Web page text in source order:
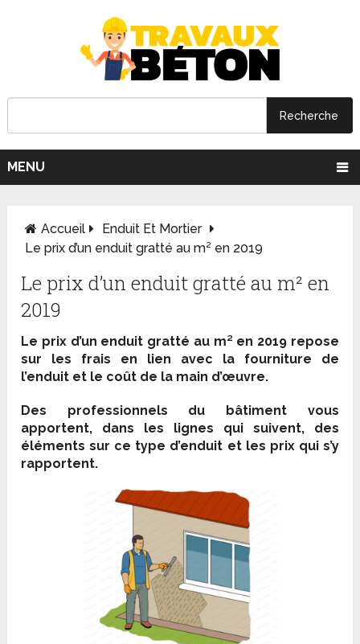
MENU
Accueil
Enduit Et Mortier
Le prix d’un enduit gratté au m² en 2019
Le prix d’un enduit gratté au m² en
2019
Le prix d’un enduit gratté au m² en 2019 repose
sur les frais en lien avec la fourniture de
l’enduit et le coût de la main d’œuvre.
Des professionnels du bâtiment vous
apportent, dans les lignes qui suivent, des
éléments sur ce type d’enduit et les prix qui s’y
rapportent.